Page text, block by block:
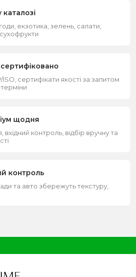
каталозі
екзотика, зелень, салати,
сертифікати якості за запитом
щодня
контроль, відбір вручну та
контроль
та авто збережуть текстуру,